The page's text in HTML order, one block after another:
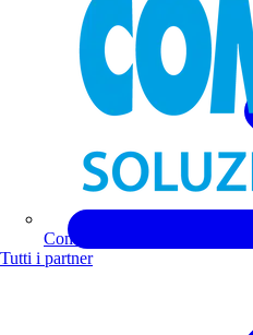
Comoli Ferrari
Tutti i partner